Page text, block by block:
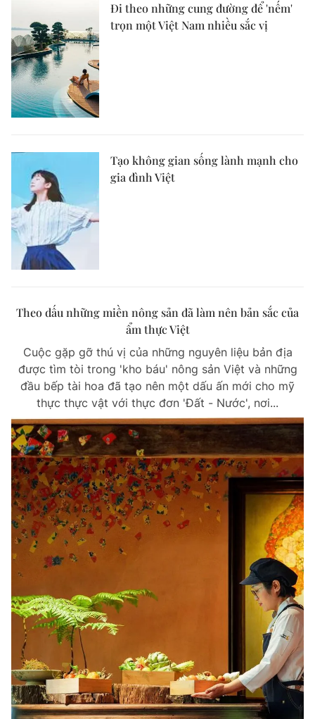
Đi theo những cung đường để 'nếm'
trọn một Việt Nam nhiều sắc vị
Tạo không gian sống lành mạnh cho
gia đình Việt
Theo dấu những miền nông sản đã làm nên bản sắc của
ẩm thực Việt
Cuộc gặp gỡ thú vị của những nguyên liệu bản địa
được tìm tòi trong 'kho báu' nông sản Việt và những
đầu bếp tài hoa đã tạo nên một dấu ấn mới cho mỹ
thực thực vật với thực đơn 'Đất - Nước', nơi...